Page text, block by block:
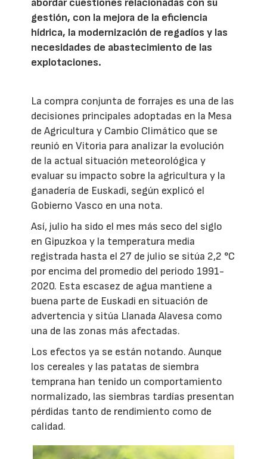
abordar cuestiones relacionadas con su
gestión, con la mejora de la eficiencia
hídrica, la modernización de regadíos y las
necesidades de abastecimiento de las
explotaciones.
La compra conjunta de forrajes es una de las
decisiones principales adoptadas en la Mesa
de Agricultura y Cambio Climático que se
reunió en Vitoria para analizar la evolución
de la actual situación meteorológica y
evaluar su impacto sobre la agricultura y la
ganadería de Euskadi, según explicó el
Gobierno Vasco en una nota.
Así, julio ha sido el mes más seco del siglo
en Gipuzkoa y la temperatura media
registrada hasta el 27 de julio se sitúa 2,2 °C
por encima del promedio del periodo 1991-
2020. Esta escasez de agua mantiene a
buena parte de Euskadi en situación de
advertencia y sitúa Llanada Alavesa como
una de las zonas más afectadas.
Los efectos ya se están notando. Aunque
los cereales y las patatas de siembra
temprana han tenido un comportamiento
normalizado, las siembras tardías presentan
pérdidas tanto de rendimiento como de
calidad.